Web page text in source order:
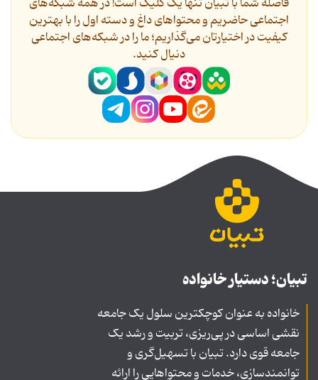
فاصله شما با تبیان تنها یک کلیک است! در همه شبکه‌های
اجتماعی حاضریم و محتواهای داغ و دسته اول را با بهترین
کیفیت در اختیارتان می‌گذاریم؛ ما را در شبکه‌های اجتماعی
دنیال کنید.
تبیان؛ دستیار خانواده
خانواده به عنوان کوچکترین سلول یک جامعه
نقشی اساسی در پی‌ریزی، تربیت و رشد یک
جامعه قوی دارد. تبیان با تسهیل‌گری و
توانمندسازی، خدمات و محتواهایی را ارائه